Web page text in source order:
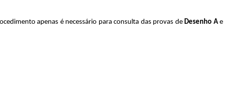
apenas é necessário para consulta das provas de Desenho Ae